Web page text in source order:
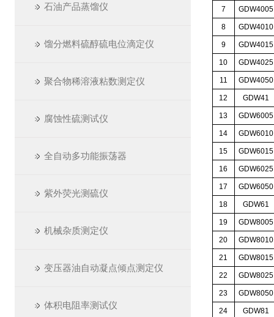
石油产品蒸馏仪
馏分燃料硫醇硫电位滴定仪
聚合物稀溶液粘数测定仪
腐蚀性硫测试仪
全自动多功能振荡器
紫外荧光测硫仪
机械杂质测定仪
变压器油自动凝点倾点测定仪
体积电阻率测试仪
7 GDW4005
8 GDW4010
9 GDW4015
10 GDW4025
11 GDW4050
12 GDW41
13 GDW6005
14 GDW6010
15 GDW6015
16 GDW6025
17 GDW6050
18 GDW61
19 GDW8005
20 GDW8010
21 GDW8015
22 GDW8025
23 GDW8050
24 GDW81